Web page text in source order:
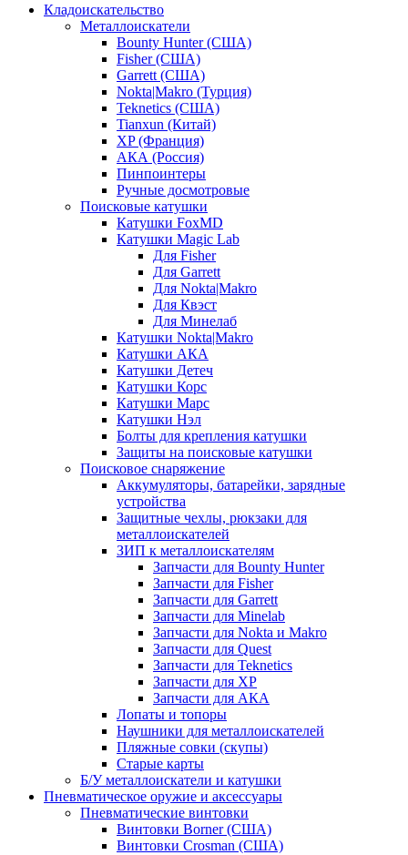
Кладоискательство
Металлоискатели
Bounty Hunter (США)
Fisher (США)
Garrett (США)
Nokta|Makro (Турция)
Teknetics (США)
Tianxun (Китай)
XP (Франция)
АКА (Россия)
Пинпоинтеры
Ручные досмотровые
Поисковые катушки
Катушки FoxMD
Катушки Magic Lab
Для Fisher
Для Garrett
Для Nokta|Makro
Для Квэст
Для Минелаб
Катушки Nokta|Makro
Катушки АКА
Катушки Детеч
Катушки Корс
Катушки Марс
Катушки Нэл
Болты для крепления катушки
Защиты на поисковые катушки
Поисковое снаряжение
Аккумуляторы, батарейки, зарядные
устройства
Защитные чехлы, рюкзаки для
металлоискателей
ЗИП к металлоискателям
Запчасти для Bounty Hunter
Запчасти для Fisher
Запчасти для Garrett
Запчасти для Minelab
Запчасти для Nokta и Makro
Запчасти для Quest
Запчасти для Teknetics
Запчасти для XP
Запчасти для АКА
Лопаты и топоры
Наушники для металлоискателей
Пляжные совки (скупы)
Старые карты
Б/У металлоискатели и катушки
Пневматическое оружие и аксессуары
Пневматические винтовки
Винтовки Borner (США)
Винтовки Crosman (США)